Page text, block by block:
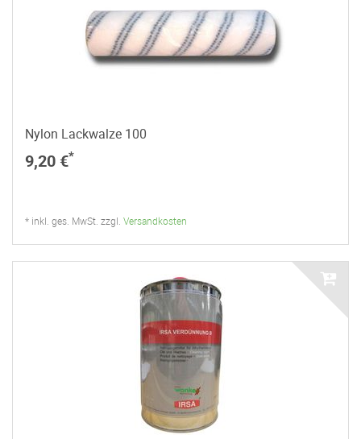
Nylon Lackwalze 100
9,20 €*
* inkl. ges. MwSt. zzgl. Versandkosten